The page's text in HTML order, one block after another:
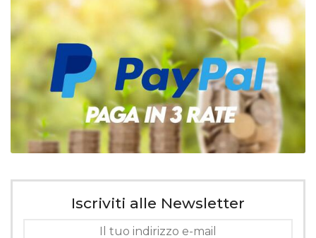
Iscriviti alle Newsletter